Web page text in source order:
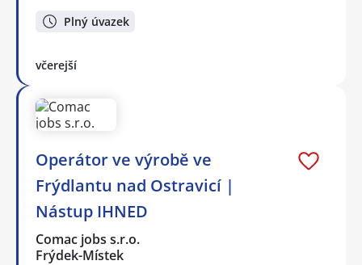
Plný úvazek
včerejší
Operátor ve výrobě ve
Frýdlantu nad Ostravicí |
Nástup IHNED
Comac jobs s.r.o.
Frýdek-Místek